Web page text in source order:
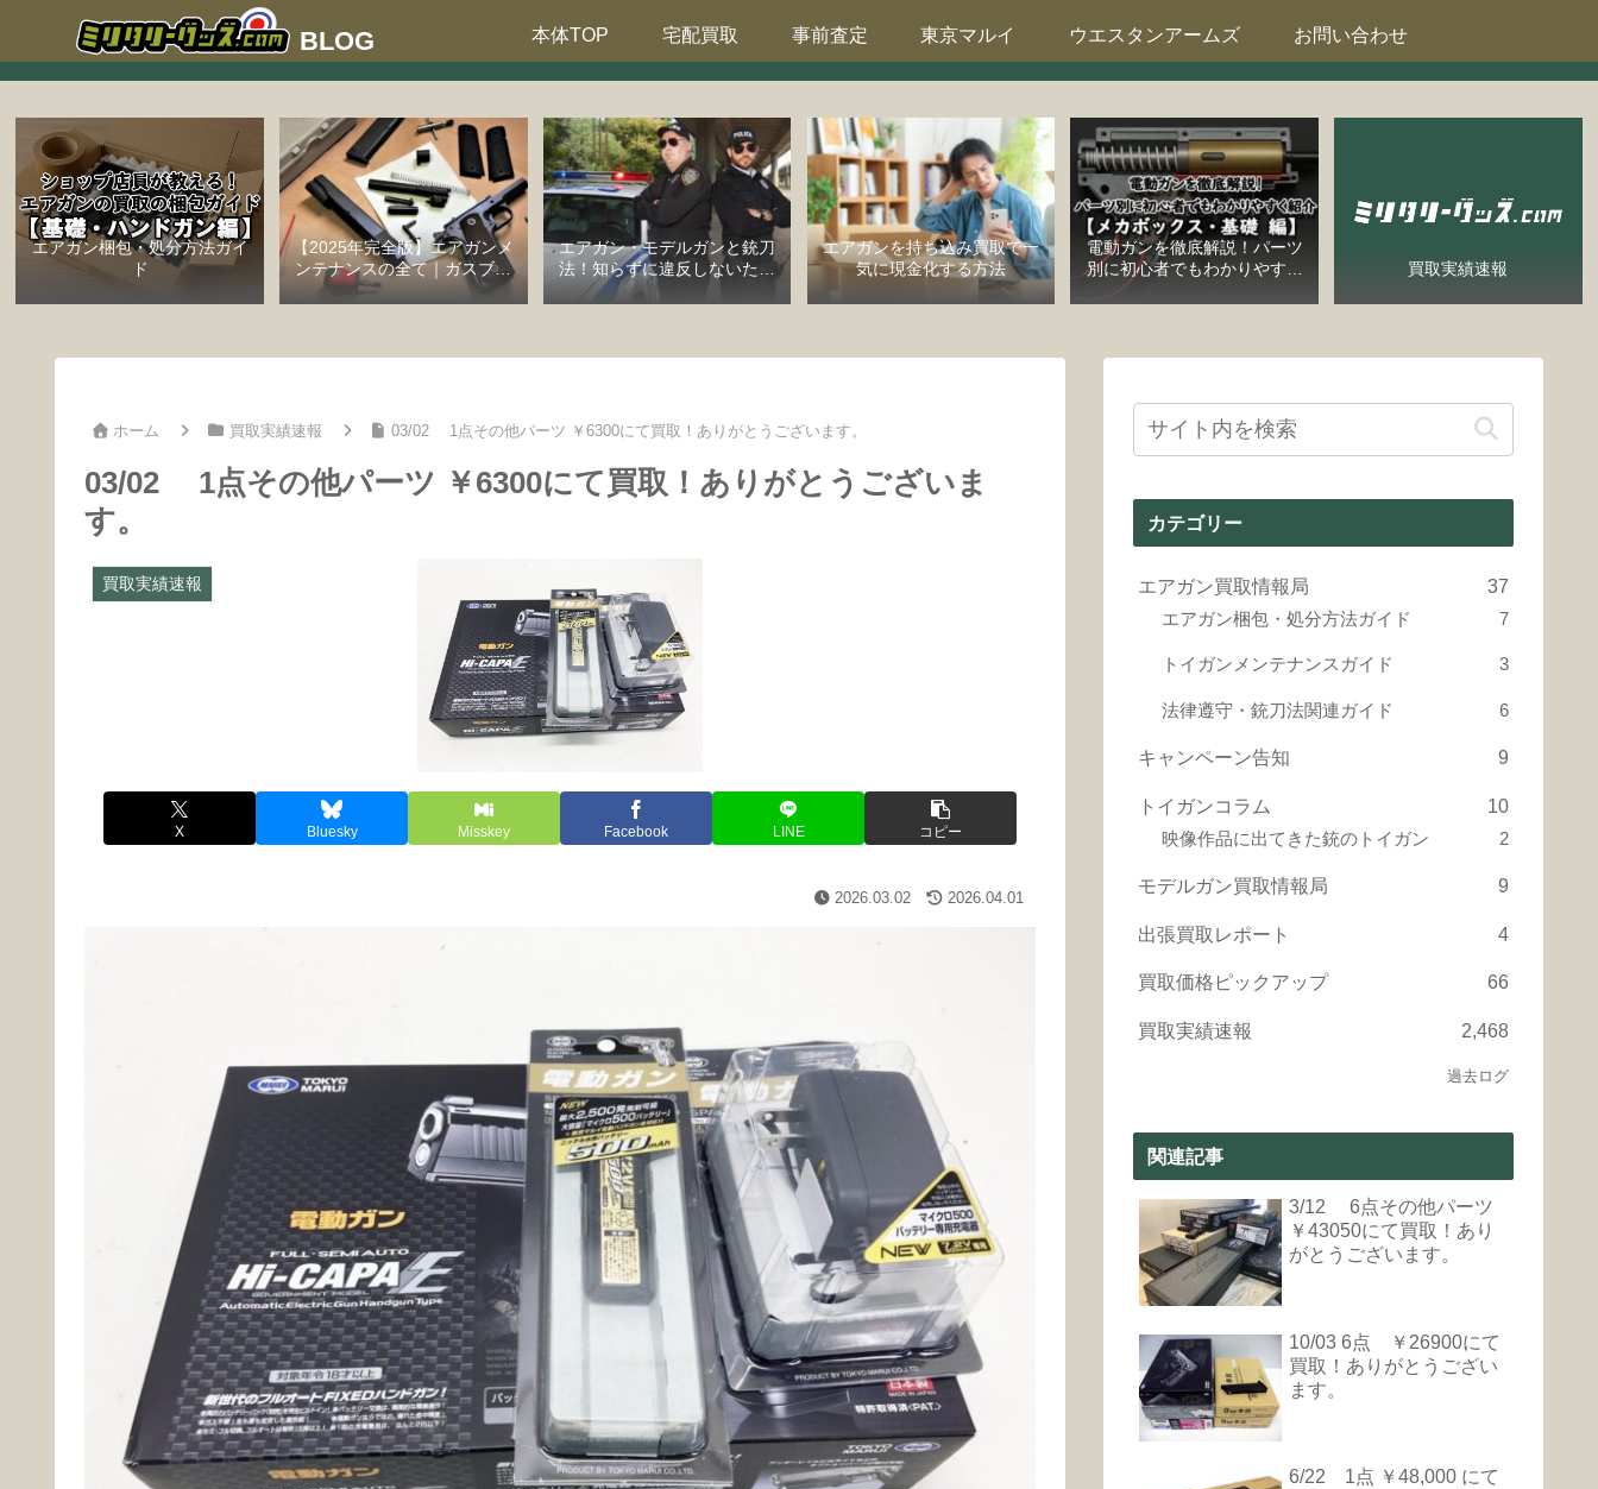
本体TOP 宅配買取 事前査定 東京マルイ ウエスタンアームズ お問い合わせ
エアガン梱包・処分方法ガイ
ド
【2025年完全版】エアガンメ
ンテナンスの全て｜ガスブロ
ーバックハンドガン編
エアガン・モデルガンと銃刀
法！知らずに違反しないため
の完全ガイド
エアガンを持ち込み買取で一
気に現金化する方法
電動ガンを徹底解説！パーツ
別に初心者でもわかりやすく
紹介【メカボックス・基礎
買取実績速報
ホーム 買取実績速報 03/02 1点その他パーツ ￥6300にて買取！ありがとうございます。
03/02 1点その他パーツ ￥6300にて買取！ありがとうございま
す。
買取実績速報
X Bluesky Misskey Facebook LINE コピー
2026.03.02 2026.04.01
カテゴリー
エアガン買取情報局 37
エアガン梱包・処分方法ガイド 7
トイガンメンテナンスガイド 3
法律遵守・銃刀法関連ガイド 6
キャンペーン告知 9
トイガンコラム 10
映像作品に出てきた銃のトイガン 2
モデルガン買取情報局 9
出張買取レポート 4
買取価格ピックアップ 66
買取実績速報 2,468
過去ログ
関連記事
3/12 6点その他パーツ
￥43050にて買取！あり
がとうございます。
10/03 6点 ￥26900にて
買取！ありがとうござい
ます。
6/22 1点 ￥48,000 にて